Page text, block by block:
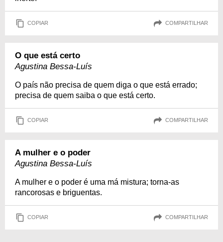
COPIAR COMPARTILHAR
O que está certo
Agustina Bessa-Luís
O país não precisa de quem diga o que está errado;
precisa de quem saiba o que está certo.
COPIAR COMPARTILHAR
A mulher e o poder
Agustina Bessa-Luís
A mulher e o poder é uma má mistura; torna-as
rancorosas e briguentas.
COPIAR COMPARTILHAR